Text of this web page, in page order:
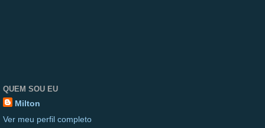
QUEM SOU EU
Milton
Ver meu perfil completo